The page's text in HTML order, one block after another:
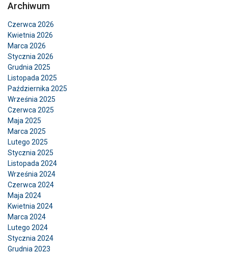
Archiwum
Czerwca 2026
Kwietnia 2026
Marca 2026
Stycznia 2026
Grudnia 2025
Listopada 2025
Października 2025
Września 2025
Czerwca 2025
Maja 2025
Marca 2025
Lutego 2025
Stycznia 2025
Listopada 2024
Września 2024
Czerwca 2024
Maja 2024
Kwietnia 2024
Marca 2024
Lutego 2024
Stycznia 2024
Grudnia 2023